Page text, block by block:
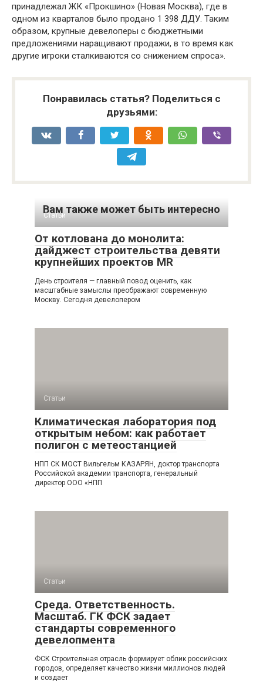
принадлежал ЖК «Прокшино» (Новая Москва), где в
одном из кварталов было продано 1 398 ДДУ. Таким
образом, крупные девелоперы с бюджетными
предложениями наращивают продажи, в то время как
другие игроки сталкиваются со снижением спроса».
Понравилась статья? Поделиться с
друзьями:
Вам также может быть интересно
Статьи
От котлована до монолита:
дайджест строительства девяти
крупнейших проектов MR
День строителя — главный повод оценить, как
масштабные замыслы преображают современную
Москву. Сегодня девелопером
Статьи
Климатическая лаборатория под
открытым небом: как работает
полигон с метеостанцией
НПП СК МОСТ Вильгельм КАЗАРЯН, доктор транспорта
Российской академии транспорта, генеральный
директор ООО «НПП
Статьи
Среда. Ответственность.
Масштаб. ГК ФСК задает
стандарты современного
девелопмента
ФСК Строительная отрасль формирует облик российских
городов, определяет качество жизни миллионов людей
и создает